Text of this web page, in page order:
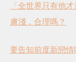
「全世界只有他
膚淺，合理嗎？
要告知前度新戀情